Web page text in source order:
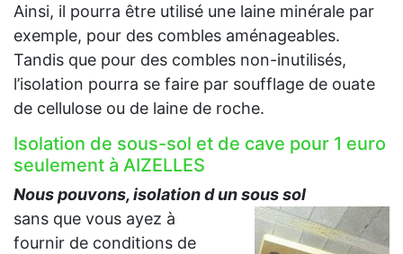
Ainsi, il pourra être utilisé une laine minérale par
exemple, pour des combles aménageables.
Tandis que pour des combles non-inutilisés,
l’isolation pourra se faire par soufflage de ouate
de cellulose ou de laine de roche.
Isolation de sous-sol et de cave pour 1 euro
seulement à AIZELLES
Nous pouvons, isolation d un sous sol
sans que vous ayez à
fournir de conditions de